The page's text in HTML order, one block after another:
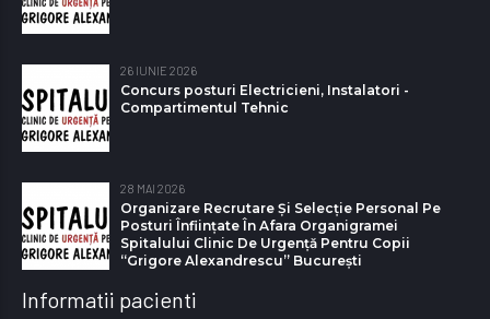
26 IUNIE 2026
Concurs posturi Electricieni, Instalatori -
Compartimentul Tehnic
28 MAI 2026
Organizare Recrutare Și Selecție Personal Pe
Posturi Înființate În Afara Organigramei
Spitalului Clinic De Urgență Pentru Copii
“Grigore Alexandrescu” Bucureşti
Informatii pacienti